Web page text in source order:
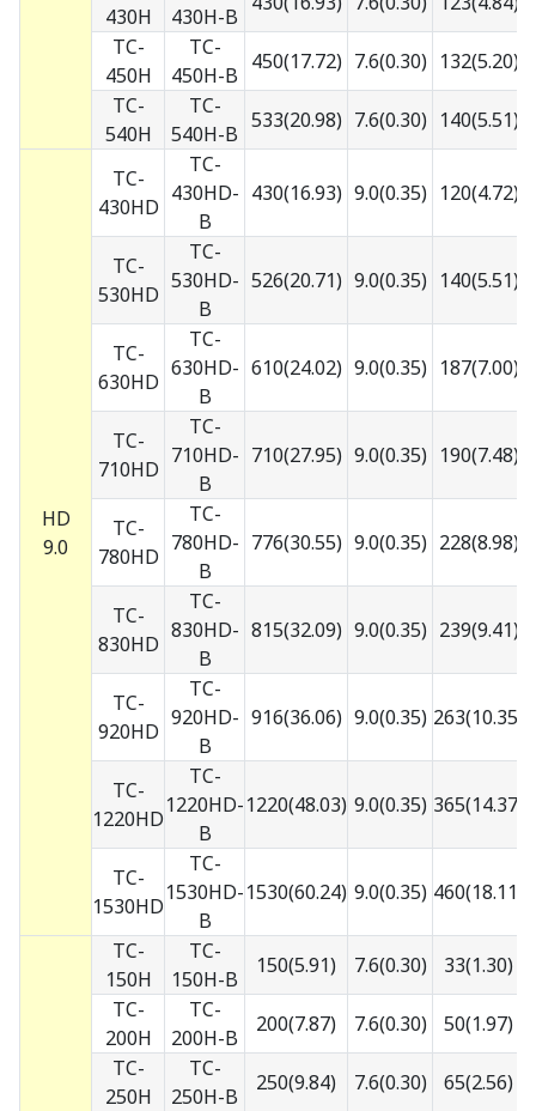
430H
430H-B
TC-
450H
TC-
450H-B
450(17.72) 7.6(0.30) 132(5.20)
TC-
540H
TC-
540H-B
533(20.98) 7.6(0.30) 140(5.51)
HD
9.0
TC-
430HD
TC-
430HD-
B
430(16.93) 9.0(0.35) 120(4.72)
TC-
530HD
TC-
530HD-
B
526(20.71) 9.0(0.35) 140(5.51)
TC-
630HD
TC-
630HD-
B
610(24.02) 9.0(0.35) 187(7.00)
TC-
710HD
TC-
710HD-
B
710(27.95) 9.0(0.35) 190(7.48)
TC-
780HD
TC-
780HD-
B
776(30.55) 9.0(0.35) 228(8.98)
TC-
830HD
TC-
830HD-
B
815(32.09) 9.0(0.35) 239(9.41)
TC-
920HD
TC-
920HD-
B
916(36.06) 9.0(0.35) 263(10.35)
TC-
1220HD
TC-
1220HD-
B
1220(48.03) 9.0(0.35) 365(14.37)
TC-
1530HD
TC-
1530HD-
B
1530(60.24) 9.0(0.35) 460(18.11)
TC-
150H
TC-
150H-B
150(5.91) 7.6(0.30) 33(1.30)
TC-
200H
TC-
200H-B
200(7.87) 7.6(0.30) 50(1.97)
TC-
250H
TC-
250H-B
250(9.84) 7.6(0.30) 65(2.56)